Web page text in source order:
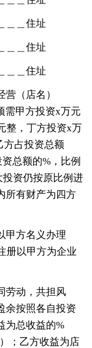
＿＿住址
＿＿住址
＿＿住址
（店名）
需甲方投资x万元
整，丁方投资x万
方占投资总额
总额的%，比例
资仍按原比例进
所有财产为四方
甲方名义办理
册以甲方为企业
劳动，共担风
余按照各自投资
为总收益的%
；乙方收益为店